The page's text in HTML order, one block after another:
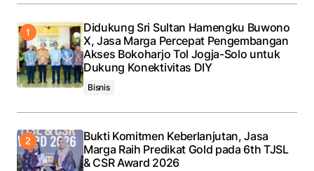
Didukung Sri Sultan Hamengku Buwono
X, Jasa Marga Percepat Pengembangan
Akses Bokoharjo Tol Jogja-Solo untuk
Dukung Konektivitas DIY
Bisnis
Bukti Komitmen Keberlanjutan, Jasa
Marga Raih Predikat Gold pada 6th TJSL
& CSR Award 2026